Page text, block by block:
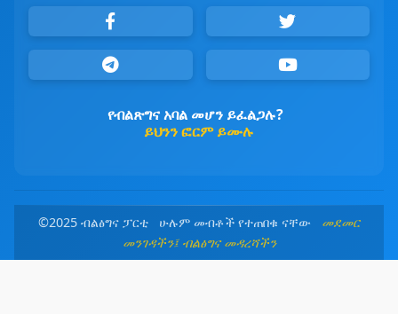
የብልጽግና አባል መሆን ይፈልጋሉ?
ይህንን ፎርም ይሙሉ
©2025 ብልፅግና ፓርቲ ሁሉም መብቶች የተጠበቁ ናቸው መደመር
መንገዳችን፤ ብልፅግና መዳረሻችን